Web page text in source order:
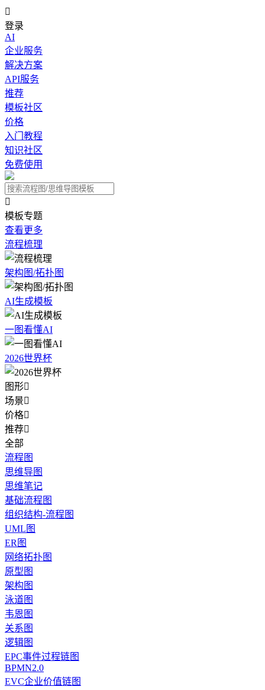

登录
AI
企业服务
解决方案
API服务
推荐
模板社区
价格
入门教程
知识社区
免费使用

模板专题
查看更多
流程梳理
架构图/拓扑图
AI生成模板
一图看懂AI
2026世界杯
图形
场景
价格
推荐
全部
流程图
思维导图
思维笔记
基础流程图
组织结构-流程图
UML图
ER图
网络拓扑图
原型图
架构图
泳道图
韦恩图
关系图
逻辑图
EPC事件过程链图
BPMN2.0
EVC企业价值链图